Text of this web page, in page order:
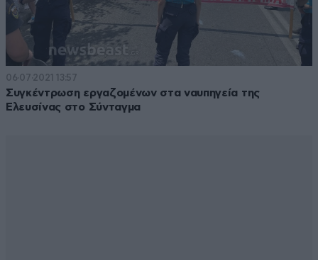
06·07·2021 13:57
Συγκέντρωση εργαζομένων στα ναυπηγεία της
Ελευσίνας στο Σύνταγμα